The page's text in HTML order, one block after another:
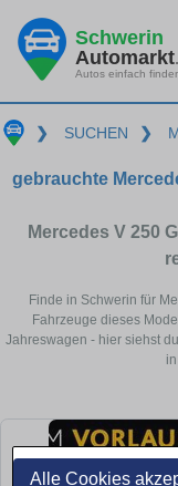
Alle Cookies
Schwerin
Automarkt
Autos einfach
❯ SUCHEN ❯
gebrauchte
Mercedes V 250
Finde in Schwerin für
Fahrzeuge dieses
Jahreswagen - hier siehst